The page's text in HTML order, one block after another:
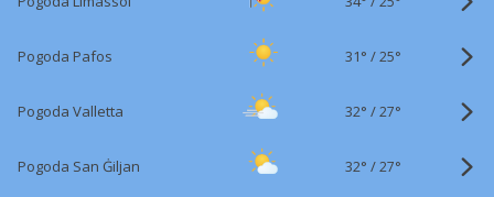
Pogoda Pafos 31° /25°
Pogoda Valletta 32° /27°
Pogoda San Ġiljan 32° /27°